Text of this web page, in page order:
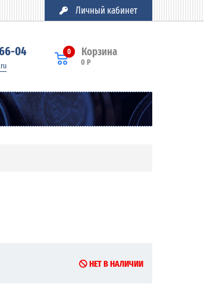
Личный кабинет
04 Корзина
0
0 Р
НЕТ В НАЛИЧИИ